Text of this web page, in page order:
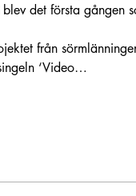
det första gången
från
‘Video…